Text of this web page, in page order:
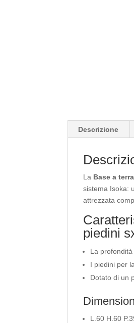
Descrizione
La Base a
sistema Isoka:
attrezzata
piedini
La
I piedini per
Dotato di un
L.60 H.60